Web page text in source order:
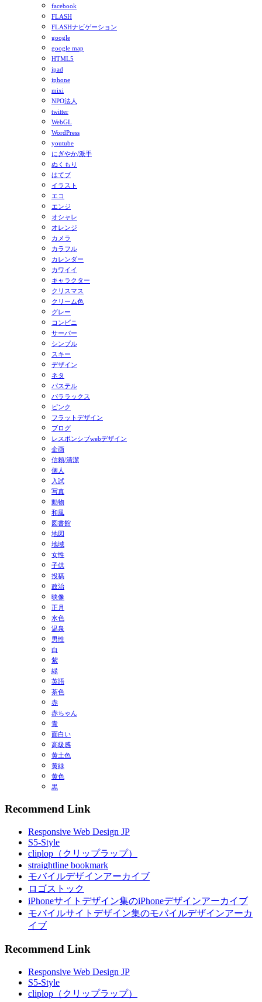
facebook
FLASH
FLASHナビゲーション
google
google map
HTML5
ipad
iphone
mixi
NPO法人
twitter
WebGL
WordPress
youtube
にぎやか/派手
ぬくもり
はてブ
イラスト
エコ
エンジ
オシャレ
オレンジ
カメラ
カラフル
カレンダー
カワイイ
キャラクター
クリスマス
クリーム色
グレー
コンビニ
サーバー
シンプル
スキー
デザイン
ネタ
パステル
パララックス
ピンク
フラットデザイン
ブログ
レスポンシブwebデザイン
企画
信頼/清潔
個人
入試
写真
動物
和風
図書館
地図
地域
女性
子供
投稿
政治
映像
正月
水色
温泉
男性
白
紫
緑
英語
茶色
赤
赤ちゃん
青
面白い
高級感
黄土色
黄緑
黄色
黒
Recommend Link
Responsive Web Design JP
S5-Style
cliplop（クリップラップ）
straightline bookmark
モバイルデザインアーカイブ
ロゴストック
iPhoneサイトデザイン集のiPhoneデザインアーカイブ
モバイルサイトデザイン集のモバイルデザインアーカ
イブ
Recommend Link
Responsive Web Design JP
S5-Style
cliplop（クリップラップ）